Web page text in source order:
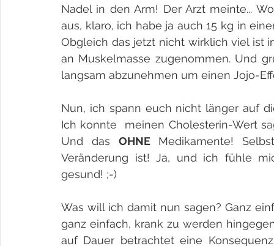
Nadel in den Arm! Der Arzt meinte...
aus, klaro, ich habe ja auch 15 kg in
Obgleich das jetzt nicht wirklich viel ist
an Muskelmasse zugenommen. Und
langsam abzunehmen um einen Jojo-
Nun, ich spann euch nicht länger auf
Ich konnte  meinen Cholesterin-Wert s
Und das OHNE Medikamente!
Veränderung ist! Ja, und ich fühle
gesund! ;-)
Was will ich damit nun sagen? Ganz
ganz einfach, krank zu werden
auf Dauer betrachtet eine